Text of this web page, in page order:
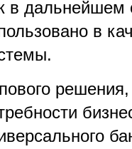
в дальнейшем
в